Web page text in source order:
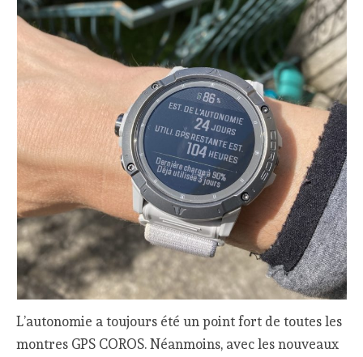
L’autonomie a toujours été un point fort de toutes les
montres GPS COROS. Néanmoins, avec les nouveaux